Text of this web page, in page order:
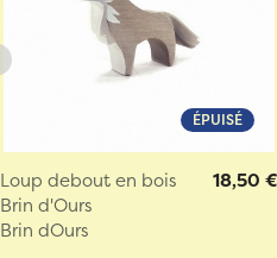
ÉPUISÉ
Loup debout en bois
Brin d'Ours
Brin dOurs
18,50 €